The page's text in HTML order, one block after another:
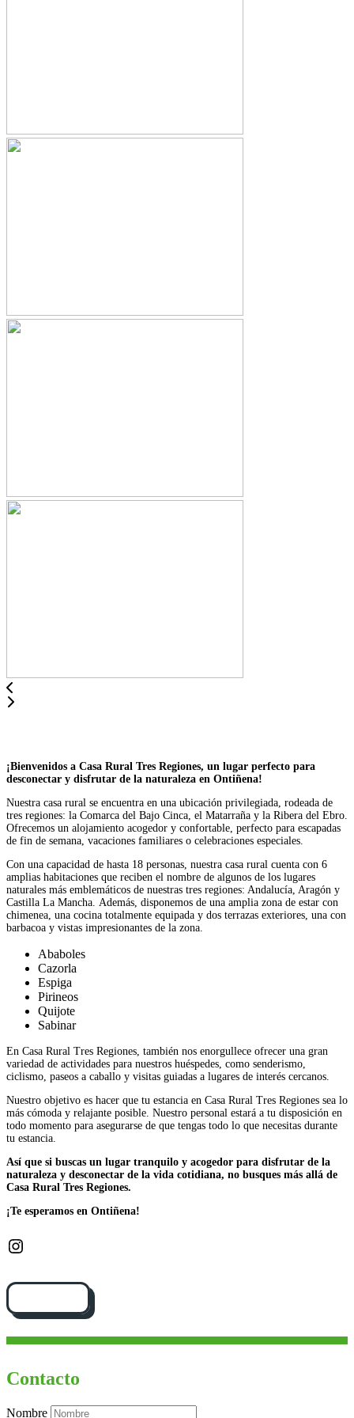
¡Bienvenidos a Casa Rural Tres Regiones, un lugar perfecto para
desconectar y disfrutar de la naturaleza en Ontiñena!
Nuestra casa rural se encuentra en una ubicación privilegiada, rodeada de
tres regiones: la Comarca del Bajo Cinca, el Matarraña y la Ribera del Ebro.
Ofrecemos un alojamiento acogedor y confortable, perfecto para escapadas
de fin de semana, vacaciones familiares o celebraciones especiales.
Con una capacidad de hasta 18 personas, nuestra casa rural cuenta con 6
amplias habitaciones que reciben el nombre de algunos de los lugares
naturales más emblemáticos de nuestras tres regiones: Andalucía, Aragón y
Castilla La Mancha. Además, disponemos de una amplia zona de estar con
chimenea, una cocina totalmente equipada y dos terrazas exteriores, una con
barbacoa y vistas impresionantes de la zona.
Ababoles
Cazorla
Espiga
Pirineos
Quijote
Sabinar
En Casa Rural Tres Regiones, también nos enorgullece ofrecer una gran
variedad de actividades para nuestros huéspedes, como senderismo,
ciclismo, paseos a caballo y visitas guiadas a lugares de interés cercanos.
Nuestro objetivo es hacer que tu estancia en Casa Rural Tres Regiones sea lo
más cómoda y relajante posible. Nuestro personal estará a tu disposición en
todo momento para asegurarse de que tengas todo lo que necesitas durante
tu estancia.
Así que si buscas un lugar tranquilo y acogedor para disfrutar de la
naturaleza y desconectar de la vida cotidiana, no busques más allá de
Casa Rural Tres Regiones.
¡Te esperamos en Ontiñena!
Instagram
Contacto
Nombre